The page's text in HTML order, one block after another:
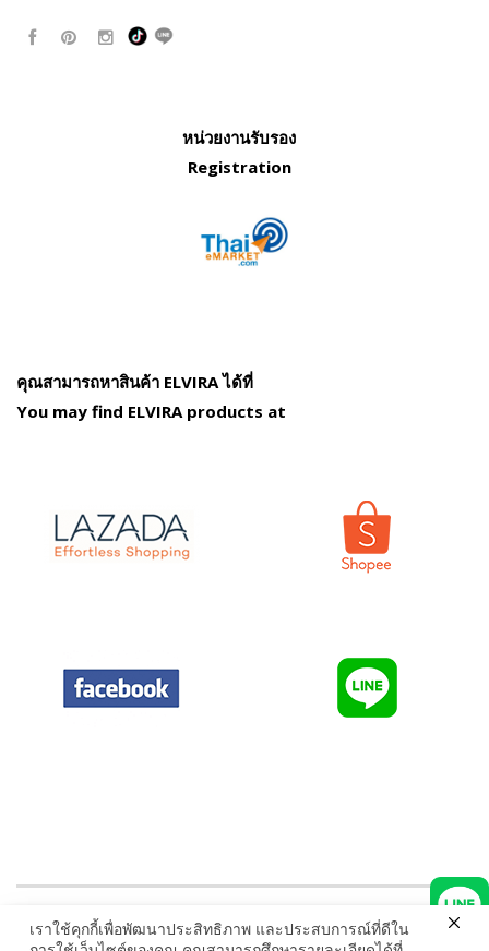
หน่วยงานรับรอง
Registration
คุณสามารถหาสินค้า ELVIRA ได้ที่
You may find ELVIRA products at
© ELVIRA.co.th All Rights Reserved. Read ourPrivacy Policies
เราใช้คุกกี้เพื่อพัฒนาประสิทธิภาพ และประสบการณ์ที่ดีใน